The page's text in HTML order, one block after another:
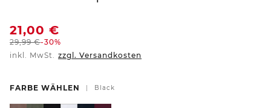
21,00 €
29,99€-30%
inkl. MwSt. zzgl. Versandkosten
FARBE WÄHLEN Black